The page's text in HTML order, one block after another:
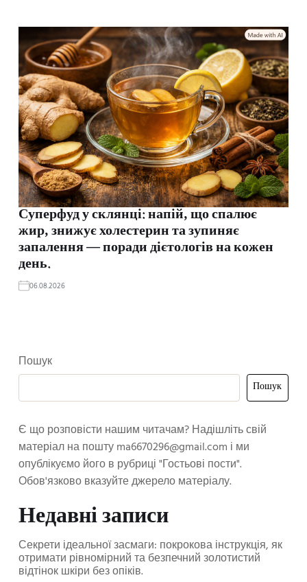
Суперфуд у склянці: напій, що спалює
жир, знижує холестерин та зупиняє
запалення — поради дієтологів на кожен
день.
06.08.2026
Пошук
Пошук
Є що розповісти нашим читачам? Надішліть свій
матеріал на поштуma6670296@gmail.com і ми
опублікуємо його в рубриці "Гостьові пости".
Обов'язково вказуйте джерело матеріалу.
Недавні записи
Секрети ідеальної засмаги: покрокова інструкція, як
отримати рівномірний та безпечний золотистий
відтінок шкіри без опіків.